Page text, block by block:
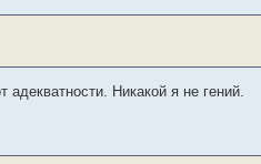
Никакой я не гений.